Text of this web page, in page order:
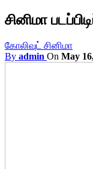
சினிமா
கோலிவுட் சினிமா
By admin On May